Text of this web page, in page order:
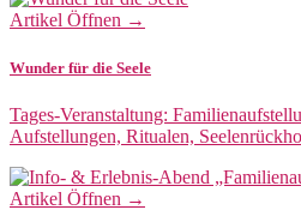
Artikel Öffnen →
Wunder für die Seele
Tages-Veranstaltung:
Aufstellungen, Ritualen,
Artikel Öffnen →